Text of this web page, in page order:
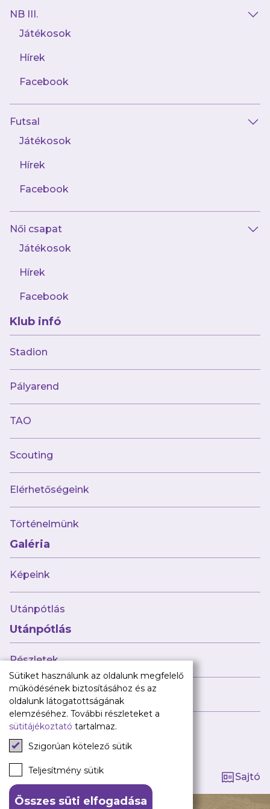
NB III.
Játékosok
Hírek
Facebook
Futsal
Játékosok
Hírek
Facebook
Női csapat
Játékosok
Hírek
Facebook
Klub infó
Stadion
Pályarend
TAO
Scouting
Elérhetőségeink
Történelmünk
Galéria
Képeink
Utánpótlás
Utánpótlás
Részletek
Híreink
Tagság kezelése
Sajtó
AJÁNLÓ
Múltunk
Jelenünk
Meccseink
Híreink
Csapataink
Galéria
Utánpótlás
Babaváró
ajándékcsomag
Újpest FC
TAO
Klub infó
Sajtó
Press Kit
Újpest FC Shop
Digitális felületeink
Facebook
Instagram
Tiktok
Youtube
Spotify
Sütiket használunk az oldalunk megfelelő
működésének biztosításához és az
oldalunk látogatottságának
elemzéséhez. További részleteket a
sütitájékoztató tartalmaz.
Szigorúan kötelező sütik
Teljesítmény sütik
Összes süti elfogadása